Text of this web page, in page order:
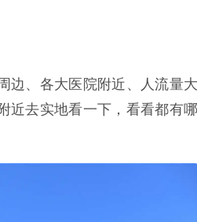
边、各大医院附近、人流量大
近去实地看一下，看看都有哪